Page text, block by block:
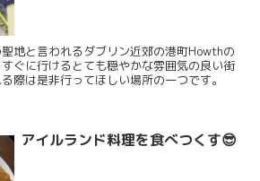
地と言われるダブリン近郊の港町Howthの
ぐに行けるとても穏やかな雰囲気の良い街
際は是非行ってほしい場所の一つです。
アイルランド料理を食べつくす😎